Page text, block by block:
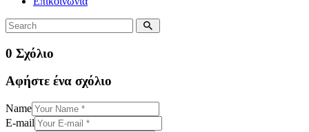
0 Σχόλιο
Αφήστε ένα σχόλιο
Name
E-mail